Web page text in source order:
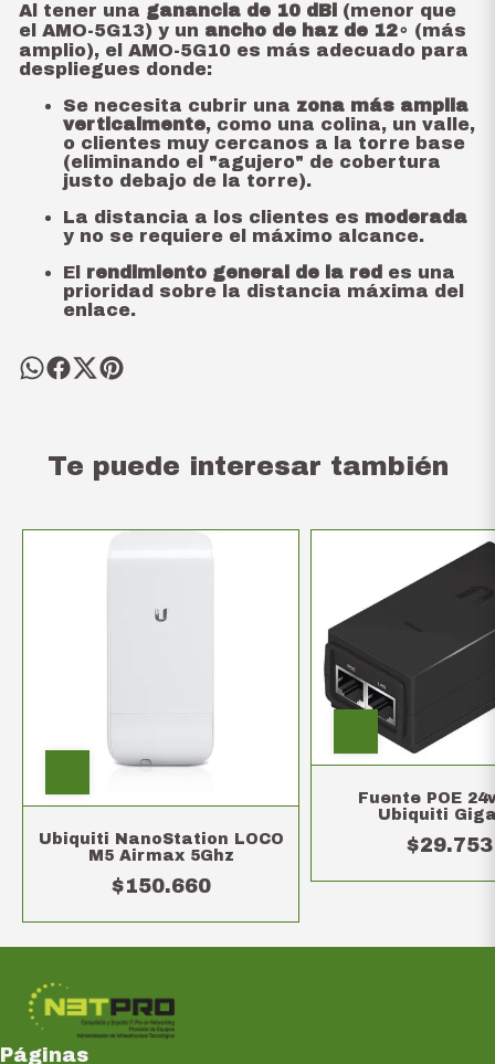
Al tener una ganancia de 10dBi
(menor que
el AMO-5G13) y un ancho de haz de 12∘ (más
amplio), el AMO-5G10 es más adecuado para
despliegues donde:
Se necesita cubrir una zona más amplia
verticalmente, como una colina, un valle,
o clientes muy cercanos a la torre base
(eliminando el "agujero" de cobertura
justo debajo de la torre).
La distancia a los clientes es moderada
y no se requiere el máximo alcance.
El rendimiento general de la red es una
prioridad sobre la distancia máxima del
enlace.
Te puede interesar también
Ubiquiti NanoStation LOCO
M5 Airmax 5Ghz
$150.660
Fuente POE
Ubiquiti
$29.753
Páginas